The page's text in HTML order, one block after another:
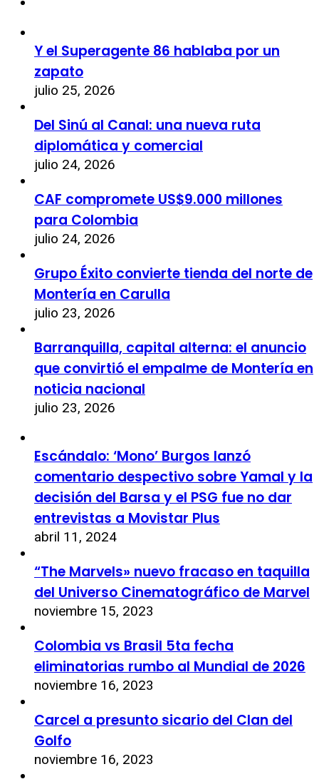
Y el Superagente 86 hablaba por un
zapato
julio 25, 2026
Del Sinú al Canal: una nueva ruta
diplomática y comercial
julio 24, 2026
CAF compromete US$9.000 millones
para Colombia
julio 24, 2026
Grupo Éxito convierte tienda del norte de
Montería en Carulla
julio 23, 2026
Barranquilla, capital alterna: el anuncio
que convirtió el empalme de Montería en
noticia nacional
julio 23, 2026
Escándalo: ‘Mono’ Burgos lanzó
comentario despectivo sobre Yamal y la
decisión del Barsa y el PSG fue no dar
entrevistas a Movistar Plus
abril 11, 2024
“The Marvels» nuevo fracaso en taquilla
del Universo Cinematográfico de Marvel
noviembre 15, 2023
Colombia vs Brasil 5ta fecha
eliminatorias rumbo al Mundial de 2026
noviembre 16, 2023
Carcel a presunto sicario del Clan del
Golfo
noviembre 16, 2023